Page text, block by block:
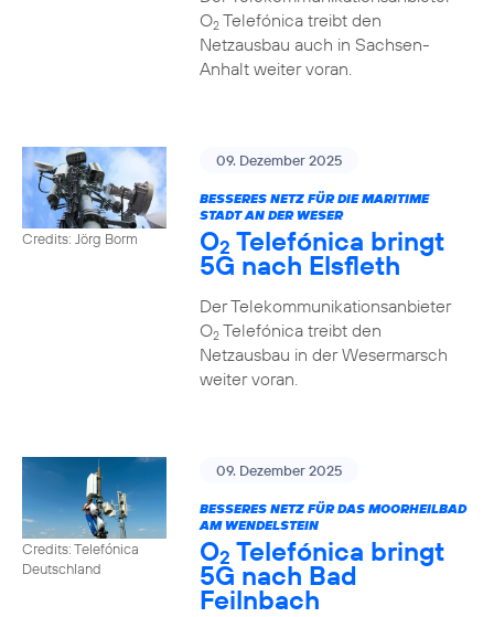
O2Telefónica treibt den
Netzausbau auch in Sachsen-
Anhalt weiter voran.
Credits: Jörg Borm
09. Dezember 2025
BESSERES NETZ FÜR DIE MARITIME
STADT AN DER WESER
O2 Telefónica bringt
5G nach Elsfleth
Der Telekommunikationsanbieter
O2Telefónica treibt den
Netzausbau in der Wesermarsch
weiter voran.
Credits: Telefónica
Deutschland
09. Dezember 2025
BESSERES NETZ FÜR DAS MOORHEILBAD
AM WENDELSTEIN
O2 Telefónica bringt
5G nach Bad
Feilnbach